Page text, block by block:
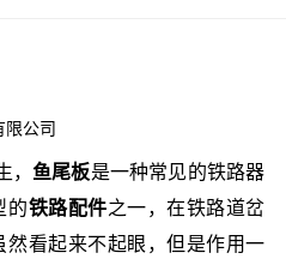
公司
，鱼尾板是一种常见的铁路器
的铁路配件之一，在铁路道岔
看起来不起眼，但是作用一